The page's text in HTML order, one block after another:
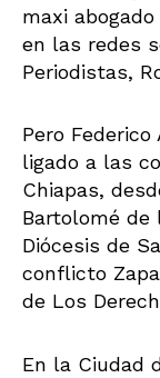
maxi
en las redes
Periodistas,
Pero
ligado a las
Chiapas,
Bartolomé de
Diócesis de
conflicto
de Los
En la Ciudad